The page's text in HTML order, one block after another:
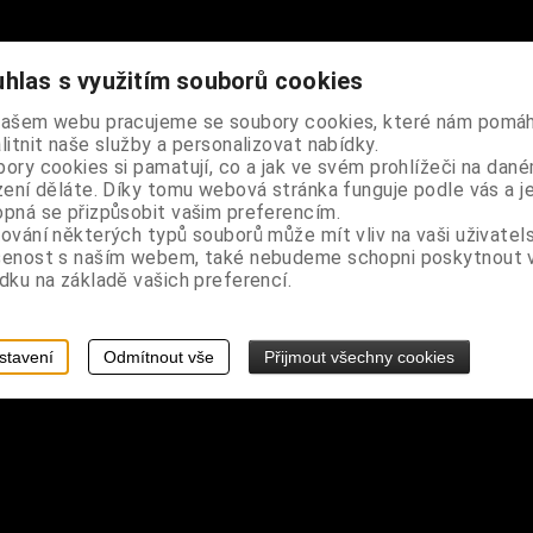
kroužku připevnit na klíče nebo tašku, je z přírodního
2,5 x 4 cm, průměr korálků 1 cm
je zmenšenou a zredukovanou verzí růžence. Je ideální pro
rituálů nebo jako symbol víry, který můžete mít stále u
s využitím souborů cookies
webu pracujeme se soubory cookies, které nám
naše služby a personalizovat nabídky.
cookies si pamatují, co a jak ve svém prohlížeči na
děláte. Díky tomu webová stránka funguje podle vás a je
se přizpůsobit vašim preferencím.
některých typů souborů může mít vliv na vaši
s naším webem, také nebudeme schopni poskytnout
na základě vašich preferencí.
Odmítnout vše Přijmout všechny cookies